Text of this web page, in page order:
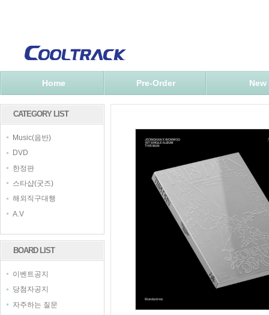
Home Pre-Order New
CATEGORY LIST
Music(음반)
DVD
한정판
스타샵(굿즈)
해외직구대행
A.V
BOARD LIST
이벤트공지
당첨자공지
자주하는 질문